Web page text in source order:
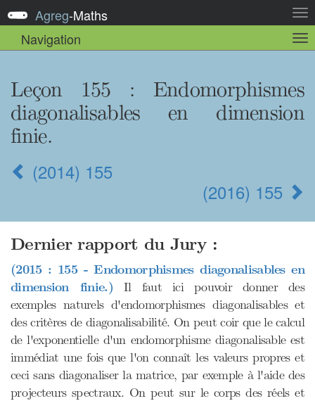
la
Agreg-Maths
Navigation
la
Leçon 155 : Endomorphismes
diagonalisables en dimension
finie.
(2014) 155
(2016) 155
Dernier rapport du Jury :
(2015 : 155 - Endomorphismes diagonalisables en
dimension finie.) Il faut ici pouvoir donner des
exemples naturels d'endomorphismes diagonalisables et
des critères de diagonalisabilité. On peut coir que le calcul
de l'exponentielle d'un endomorphisme diagonalisable est
immédiat une fois que l'on connaît les valeurs propres et
ceci sans diagonaliser la matrice, par exemple à l'aide des
projecteurs spectraux. On peut sur le corps des réels et